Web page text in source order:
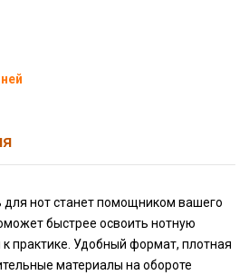
нот станет помощником вашего
быстрее освоить нотную
практике. Удобный формат, плотная
материалы на обороте